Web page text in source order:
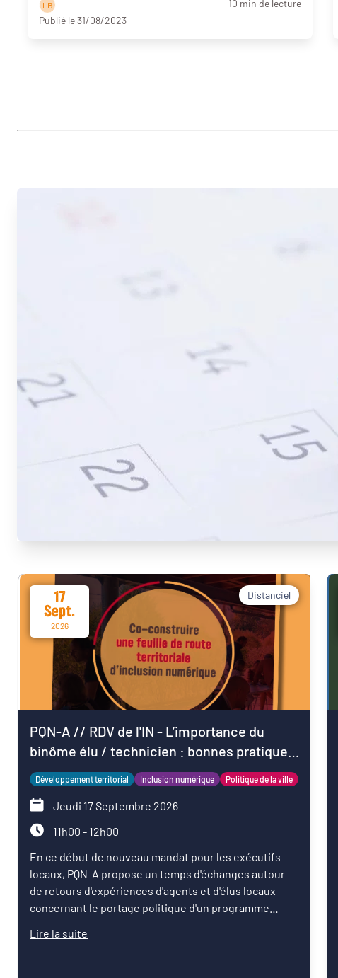
L B
10 min de lecture
Publié le 31/08/2023
17
Sept.
2026
Distanciel
PQN-A // RDV de l'IN - L’importance du
binôme élu / technicien : bonnes pratiques
pour démarrer le mandat
Développement territorial Inclusion numérique Politique de la ville
Jeudi 17 Septembre 2026
11h00 - 12h00
En ce début de nouveau mandat pour les exécutifs
locaux, PQN-A propose un temps d'échanges autour
de retours d'expériences d'agents et d'élus locaux
concernant le portage politique d'un programme
Lire la suite